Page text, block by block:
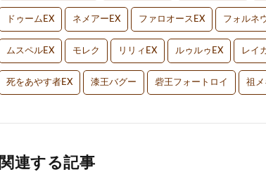
ドゥームEX ネメアーEX ファロオースEX フォルネ
ムスペルEX モレク リリィEX ルゥルゥEX レイ
死をあやす者EX 漆王バグー 砦王フォートロイ 祖メ
関連する記事